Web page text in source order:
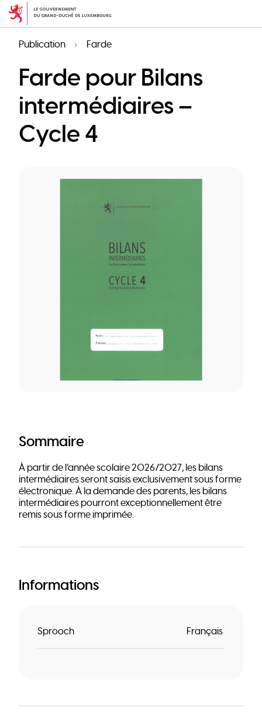
Aller
au
principal
Publication Farde
Farde pour Bilans
intermédiaires –
Cycle 4
Sommaire
À partir de l’année scolaire 2026/2027, les bilans
intermédiaires seront saisis exclusivement sous forme
électronique. À la demande des parents, les bilans
intermédiaires pourront exceptionnellement être
remis sous forme imprimée.
Informations
Sprooch Français